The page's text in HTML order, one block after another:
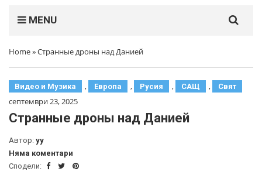
MENU
Home»Странные дроны над Данией
Видео и Музика , Европа , Русия , САЩ , Свят
септември 23, 2025
Странные дроны над Данией
Автор: yy
Няма коментари
Сподели: